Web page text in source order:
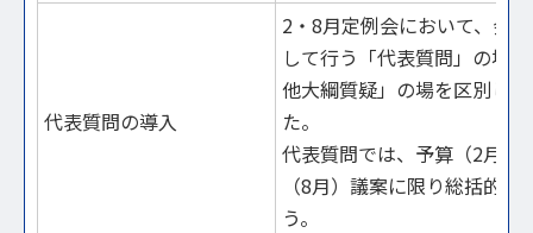
代表質問の導入
2・8月定例会において、会
して行う「代表質問」の場
他大綱質疑」の場を区別し
た。
代表質問では、予算（2月）
（8月）議案に限り総括的な
う。